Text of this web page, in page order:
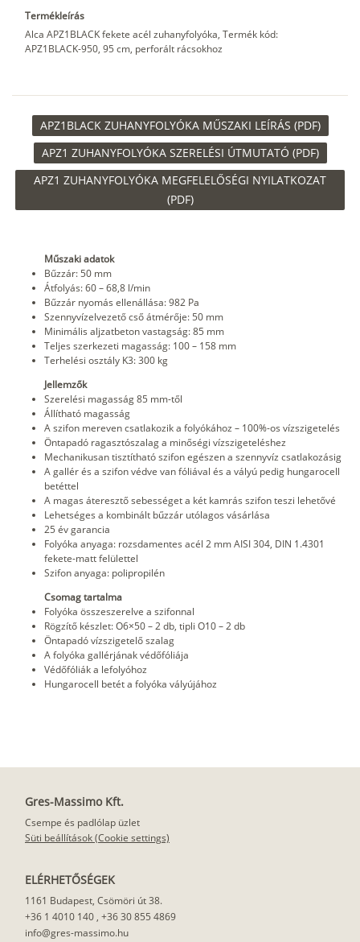
Termékleírás
Alca APZ1BLACK fekete acél zuhanyfolyóka, Termék kód:
APZ1BLACK-950, 95 cm, perforált rácsokhoz
APZ1BLACK ZUHANYFOLYÓKA MŰSZAKI LEÍRÁS (PDF)
APZ1 ZUHANYFOLYÓKA SZERELÉSI ÚTMUTATÓ (PDF)
APZ1 ZUHANYFOLYÓKA MEGFELELŐSÉGI NYILATKOZAT
(PDF)
Műszaki adatok
Bűzzár: 50 mm
Átfolyás: 60 – 68,8 l/min
Bűzzár nyomás ellenállása: 982 Pa
Szennyvízelvezető cső átmérője: 50 mm
Minimális aljzatbeton vastagság: 85 mm
Teljes szerkezeti magasság: 100 – 158 mm
Terhelési osztály K3: 300 kg
Jellemzők
Szerelési magasság 85 mm-től
Állítható magasság
A szifon mereven csatlakozik a folyókához – 100%-os vízszigetelés
Öntapadó ragasztószalag a minőségi vízszigeteléshez
Mechanikusan tisztítható szifon egészen a szennyvíz csatlakozásig
A gallér és a szifon védve van fóliával és a vályú pedig hungarocell
betéttel
A magas áteresztő sebességet a két kamrás szifon teszi lehetővé
Lehetséges a kombinált bűzzár utólagos vásárlása
25 év garancia
Folyóka anyaga: rozsdamentes acél 2 mm AISI 304, DIN 1.4301
fekete-matt felülettel
Szifon anyaga: polipropilén
Csomag tartalma
Folyóka összeszerelve a szifonnal
Rögzítő készlet: O6×50 – 2 db, tipli O10 – 2 db
Öntapadó vízszigetelő szalag
A folyóka gallérjának védőfóliája
Védőfóliák a lefolyóhoz
Hungarocell betét a folyóka vályújához
Gres-Massimo Kft.
Csempe és padlólap üzlet
Süti beállítások (Cookie settings)
ELÉRHETŐSÉGEK
1161 Budapest, Csömöri út 38.
+36 1 4010 140, +36 30 855 4869
info@gres-massimo.hu